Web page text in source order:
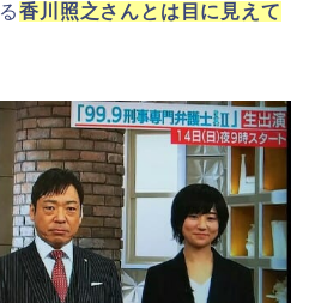
香川照之さんとは目に見えて